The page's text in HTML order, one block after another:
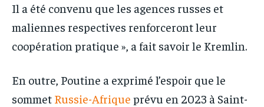
Il a été convenu que les agences russes et
maliennes respectives renforceront leur
coopération pratique », a fait savoir le Kremlin.
En outre, Poutine a exprimé l’espoir que le
sommet Russie-Afrique prévu en 2023 à Saint-